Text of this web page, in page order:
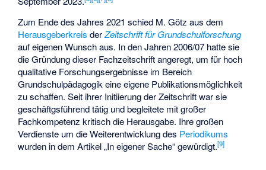
Zum Ende des Jahres 2021 schied M. Götz aus dem
Herausgeberkreis derZeitschrift für Grundschulforschung
auf eigenen Wunsch aus. In den Jahren 2006/07 hatte sie
die Gründung dieser Fachzeitschrift angeregt, um für hoch
qualitative Forschungsergebnisse im Bereich
Grundschulpädagogik eine eigene Publikationsmöglichkeit
zu schaffen. Seit ihrer Initiierung der Zeitschrift war sie
geschäftgsführend tätig und begleitete mit großer
Fachkompetenz kritisch die Herausgabe. Ihre großen
Verdienste um die Weiterentwicklung des Periodikums
wurden in dem Artikel „In eigener Sache“ gewürdigt.[9]